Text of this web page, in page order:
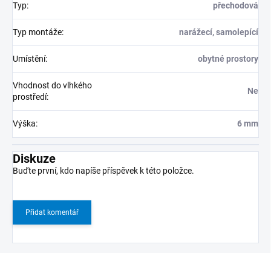
Typ: přechodová
Typ montáže: narážecí, samolepící
Umístění: obytné prostory
Vhodnost do vlhkého
prostředí:
Ne
Výška: 6 mm
Diskuze
Buďte první, kdo napíše příspěvek k této položce.
Přidat komentář